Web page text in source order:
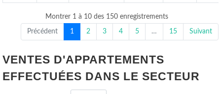
Montrer 1 à 10 des 150 enregistrements
Précédent 1 2 3 4 5 … 15 Suivant
VENTES D'APPARTEMENTS
EFFECTUÉES DANS LE SECTEUR